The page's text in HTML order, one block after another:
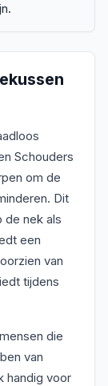
Schouders
om de
Dit
de nek als
een
van
tijdens
die
van
handig voor